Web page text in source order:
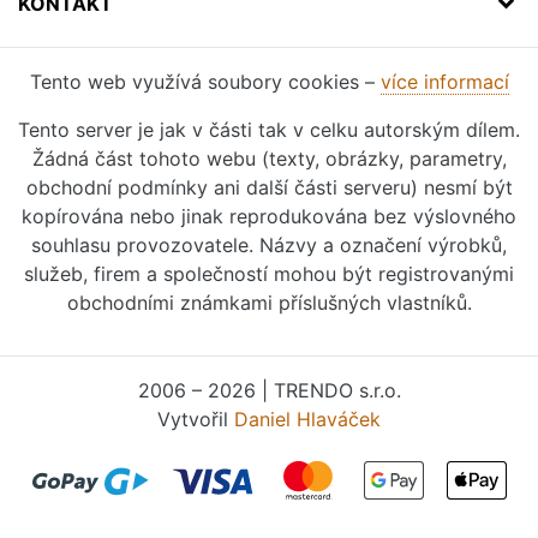
Tento web využívá soubory cookies – více informací
Tento server je jak v části tak v celku autorským dílem.
Žádná část tohoto webu (texty, obrázky, parametry,
obchodní podmínky ani další části serveru) nesmí být
kopírována nebo jinak reprodukována bez výslovného
souhlasu provozovatele. Názvy a označení výrobků,
služeb, firem a společností mohou být registrovanými
obchodními známkami příslušných vlastníků.
2006 – 2026 | TRENDO s.r.o.
Vytvořil Daniel Hlaváček